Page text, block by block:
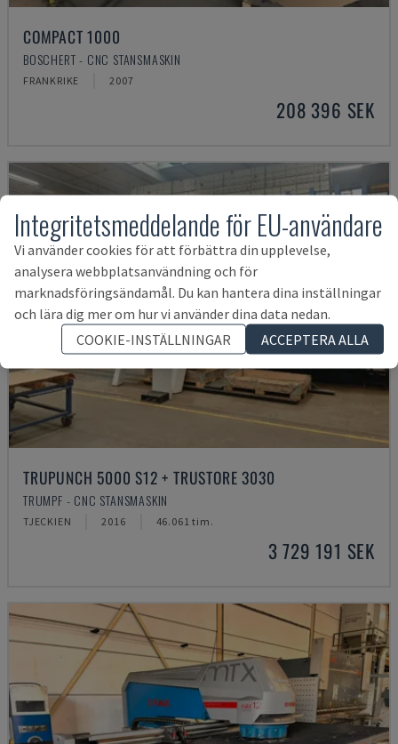
COMPACT 1000
BOSCHERT - CNC STANSMASKIN
FRANKRIKE 2007
208 396 SEK
TRUPUNCH 5000 S12 + TRUSTORE 3030
TRUMPF - CNC STANSMASKIN
TJECKIEN 2016 46.061 tim.
3 729 191 SEK
Integritetsmeddelande för EU-användare
Vi använder cookies för att förbättra din upplevelse,
analysera webbplatsanvändning och för
marknadsföringsändamål. Du kan hantera dina inställningar
och lära dig mer om hur vi använder dina data nedan.
COOKIE-INSTÄLLNINGAR
ACCEPTERA ALLA